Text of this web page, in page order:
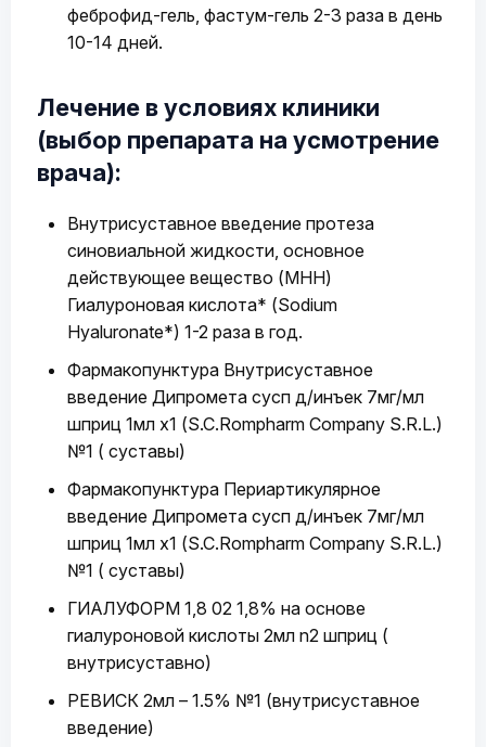
феброфид-гель, фастум-гель 2-3 раза в день
10-14 дней.
Лечение в условиях клиники
(выбор препарата на усмотрение
врача):
Внутрисуставное введение протеза
синовиальной жидкости, основное
действующее вещество (МНН)
Гиалуроновая кислота* (Sodium
Hyaluronate*) 1-2 раза в год.
Фармакопунктура Внутрисуставное
введение Дипромета сусп д/инъек 7мг/мл
шприц 1мл х1 (S.C.Rompharm Company S.R.L.)
№1 ( суставы)
Фармакопунктура Периартикулярное
введение Дипромета сусп д/инъек 7мг/мл
шприц 1мл х1 (S.C.Rompharm Company S.R.L.)
№1 ( суставы)
ГИАЛУФОРМ 1,8 02 1,8% на основе
гиалуроновой кислоты 2мл n2 шприц (
внутрисуставно)
РЕВИСК 2мл – 1.5% №1 (внутрисуставное
введение)